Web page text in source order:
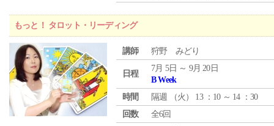
もっと！ タロット・リーディング
講師 狩野 みどり
日程
7月 5日 ～ 9月 20日
B Week
時間
隔週 （火 ） 13 ：10 ～ 14 ：30
回数
全6回